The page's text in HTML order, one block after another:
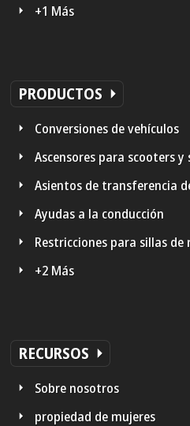
+1 Más
PRODUCTOS
Conversiones de vehículos
Ascensores para scooters y
Asientos de transferencia
Ayudas a la conducción
Restricciones para sillas de
+2 Más
RECURSOS
Sobre nosotros
propiedad de mujeres